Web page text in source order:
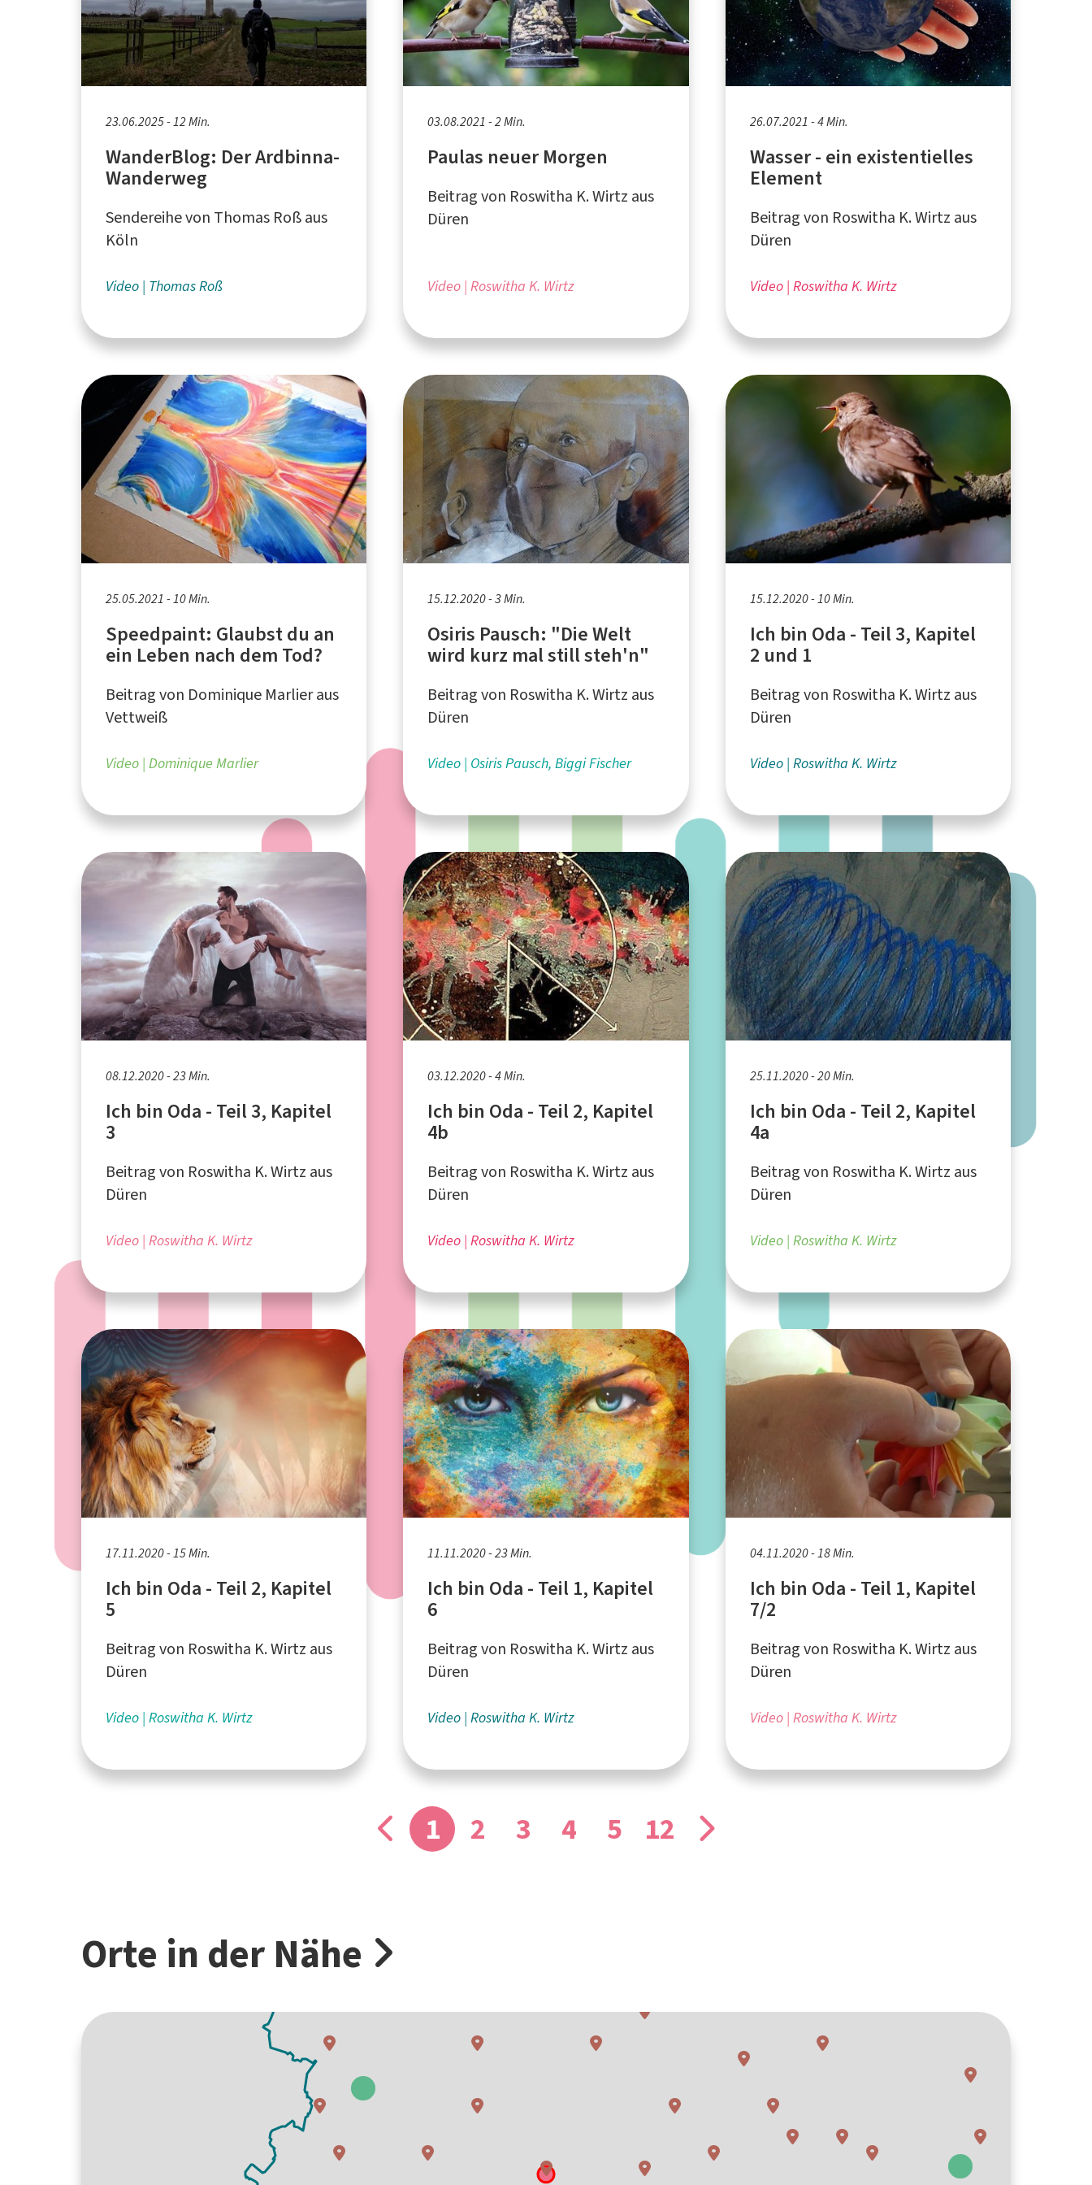
23.06.2025 - 12 Min.
WanderBlog: Der Ardbinna-
Wanderweg
Sendereihe von Thomas Roß aus
Köln
Video Thomas Roß
03.08.2021 - 2 Min.
Paulas neuer Morgen
Beitrag von Roswitha K. Wirtz aus
Düren
Video Roswitha K. Wirtz
26.07.2021 - 4 Min.
Wasser - ein existentielles
Element
Beitrag von Roswitha K. Wirtz aus
Düren
Video Roswitha K. Wirtz
25.05.2021 - 10 Min.
Speedpaint: Glaubst du an
ein Leben nach dem Tod?
Beitrag von Dominique Marlier aus
Vettweiß
Video Dominique Marlier
15.12.2020 - 3 Min.
Osiris Pausch: "Die Welt
wird kurz mal still steh'n"
Beitrag von Roswitha K. Wirtz aus
Düren
Video Osiris Pausch, Biggi Fischer
15.12.2020 - 10 Min.
Ich bin Oda - Teil 3, Kapitel
2 und 1
Beitrag von Roswitha K. Wirtz aus
Düren
Video Roswitha K. Wirtz
08.12.2020 - 23 Min.
Ich bin Oda - Teil 3, Kapitel
3
Beitrag von Roswitha K. Wirtz aus
Düren
Video Roswitha K. Wirtz
03.12.2020 - 4 Min.
Ich bin Oda - Teil 2, Kapitel
4b
Beitrag von Roswitha K. Wirtz aus
Düren
Video Roswitha K. Wirtz
25.11.2020 - 20 Min.
Ich bin Oda - Teil 2, Kapitel
4a
Beitrag von Roswitha K. Wirtz aus
Düren
Video Roswitha K. Wirtz
17.11.2020 - 15 Min.
Ich bin Oda - Teil 2, Kapitel
5
Beitrag von Roswitha K. Wirtz aus
Düren
Video Roswitha K. Wirtz
11.11.2020 - 23 Min.
Ich bin Oda - Teil 1, Kapitel
6
Beitrag von Roswitha K. Wirtz aus
Düren
Video Roswitha K. Wirtz
04.11.2020 - 18 Min.
Ich bin Oda - Teil 1, Kapitel
7/2
Beitrag von Roswitha K. Wirtz aus
Düren
Video Roswitha K. Wirtz
1 2 3 4 5 12
Orte in der Nähe